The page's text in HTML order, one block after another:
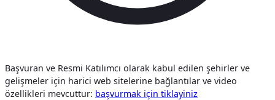
Başvuran ve Resmi Katılımcı olarak kabul edilen şehirler ve
gelişmeler için harici web sitelerine bağlantılar ve video
özellikleri mevcuttur: başvurmak i̇çi̇n tiklayiniz